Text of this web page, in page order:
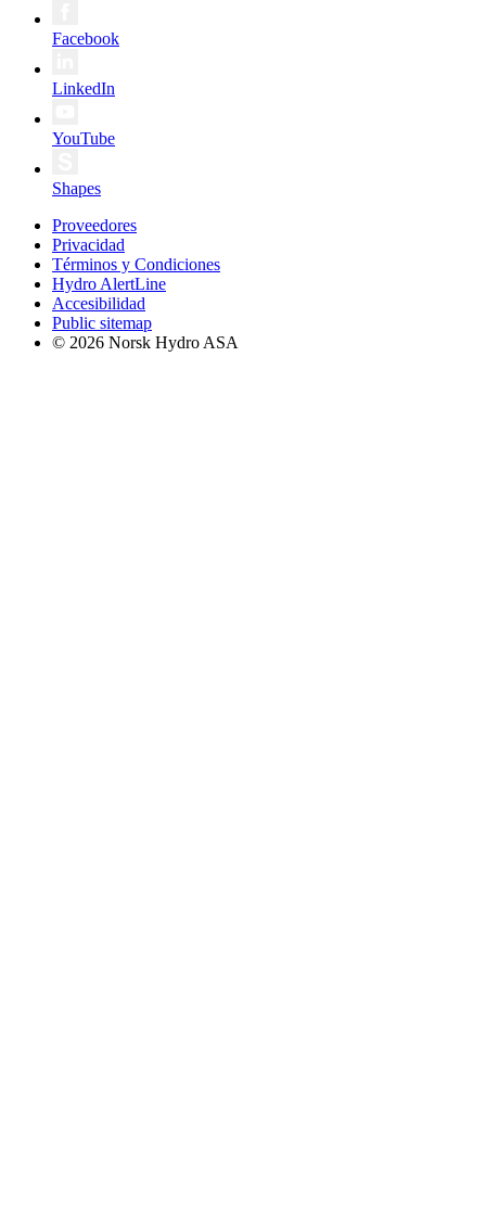
Facebook
LinkedIn
YouTube
Shapes
Proveedores
Privacidad
Términos y Condiciones
Hydro AlertLine
Accesibilidad
Public sitemap
© 2026 Norsk Hydro ASA